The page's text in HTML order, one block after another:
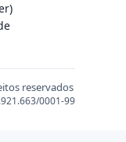
reservados
0001-99